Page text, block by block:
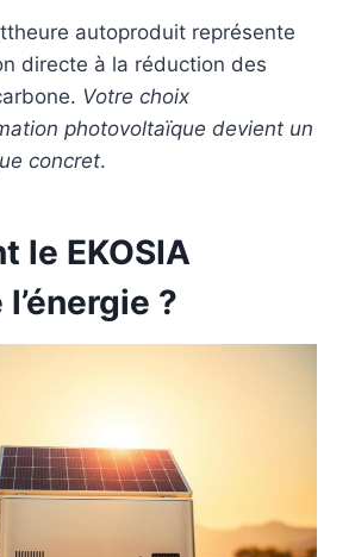
autoproduit représente
directe à la réduction des
Votre choix
photovoltaïque devient un
concret.
le EKOSIA
?